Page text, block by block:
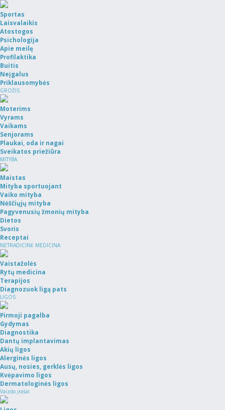
Sportas
Laisvalaikis
Atostogos
Psichologija
Apie meilę
Profilaktika
Buitis
Neįgalus
Priklausomybės
GROŽIS
Moterims
Vyrams
Vaikams
Senjorams
Plaukai, oda ir nagai
Sveikatos priežiūra
MITYBA
Maistas
Mityba sportuojant
Vaiko mityba
Nėščiųjų mityba
Pagyvenusių žmonių mityba
Dietos
Svoris
Receptai
NETRADICINĖ MEDICINA
Vaistažolės
Rytų medicina
Terapijos
Diagnozuok ligą pats
LIGOS
Pirmoji pagalba
Gydymas
Diagnostika
Dantų implantavimas
Akių ligos
Alerginės ligos
Ausų, nosies, gerklės ligos
Kvėpavimo ligos
Dermatologinės ligos
Vaizdo įrašai